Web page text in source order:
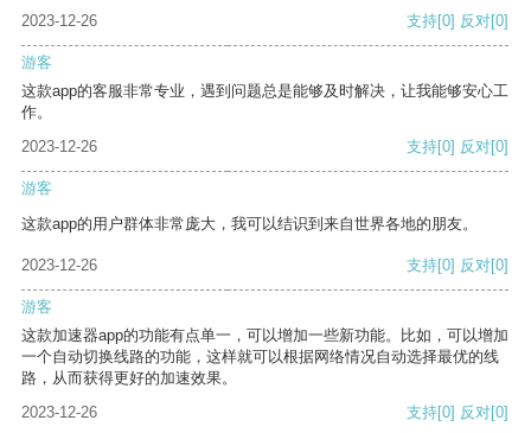
2023-12-26
支持[0] 反对[0]
游客
这款app的客服非常专业，遇到问题总是能够及时解决，让我能够安心工
作。
2023-12-26
支持[0] 反对[0]
游客
这款app的用户群体非常庞大，我可以结识到来自世界各地的朋友。
2023-12-26 支持[0] 反对[0]
游客
这款加速器app的功能有点单一，可以增加一些新功能。比如，可以增加
一个自动切换线路的功能，这样就可以根据网络情况自动选择最优的线
路，从而获得更好的加速效果。
2023-12-26
支持[0] 反对[0]